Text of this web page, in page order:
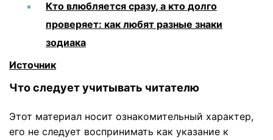
Кто влюбляется сразу, а кто долго
проверяет: как любят разные знаки
зодиака
Источник
Что следует учитывать читателю
Этот материал носит ознакомительный характер,
его не следует воспринимать как указание к